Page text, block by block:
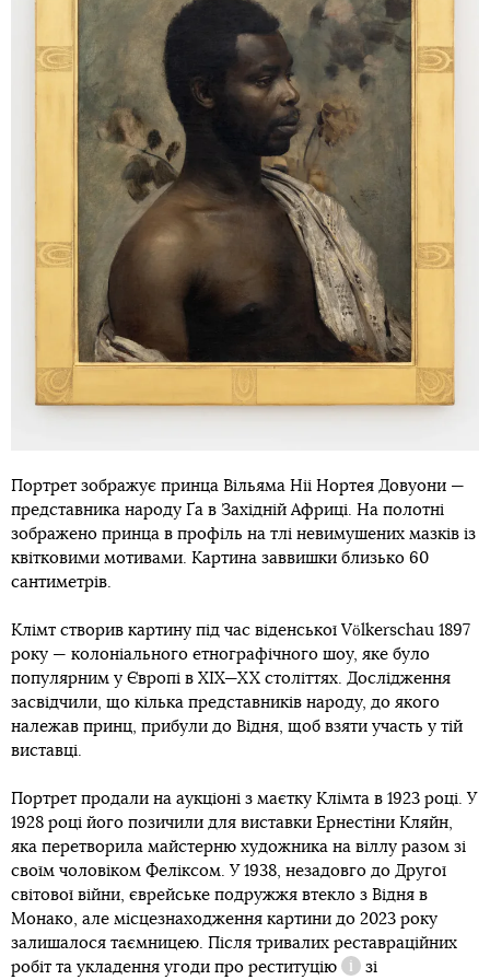
Портрет зображує принца Вільяма Ніі Нортея Довуони —
представника народу Ґа в Західній Африці. На полотні
зображено принца в профіль на тлі невимушених мазків із
квітковими мотивами. Картина заввишки близько 60
сантиметрів.
Клімт створив картину під час віденської Völkerschau 1897
року — колоніального етнографічного шоу, яке було
популярним у Європі в XIX—XX століттях. Дослідження
засвідчили, що кілька представників народу, до якого
належав принц, прибули до Відня, щоб взяти участь у тій
виставці.
Портрет продали на аукціоні з маєтку Клімта в 1923 році. У
1928 році його позичили для виставки Ернестіни Кляйн,
яка перетворила майстерню художника на віллу разом зі
своїм чоловіком Феліксом. У 1938, незадовго до Другої
світової війни, єврейське подружжя втекло з Відня в
Монако, але місцезнаходження картини до 2023 року
залишалося таємницею. Після тривалих реставраційних
робіт та укладення угоди про реституцію зі